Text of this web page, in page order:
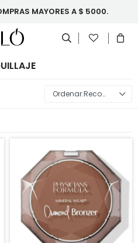
MAYORES A $ 5000.
Recomendados